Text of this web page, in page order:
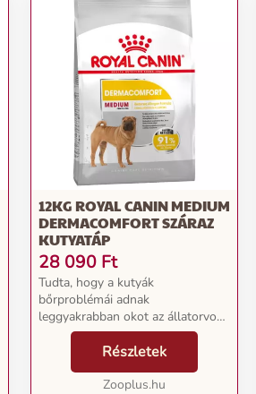
12KG ROYAL CANIN MEDIUM
DERMACOMFORT SZÁRAZ
KUTYATÁP
28 090 Ft
Tudta, hogy a kutyák
bőrproblémái adnak
leggyakrabban okot az állatorvos
felkeresésére? Az érzékeny,
viszkető bőr miatt kutyája gyakran
vakaródzik. Mindez
bőrsérüléseket, majd
Részletek
Zooplus.hu